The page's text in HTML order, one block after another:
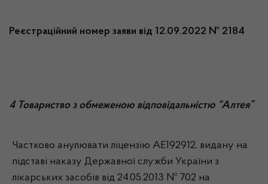
Реєстраційний номер заяви від 12.09.2022 № 2184
4 Товариство з обмеженою відповідальністю “Алтея”
Частково анулювати ліцензію АЕ192912, видану на
підставі наказу Державної служби України з
лікарських засобів від 24.05.2013 № 702 на